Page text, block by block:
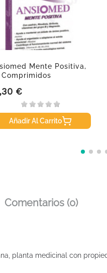
Mente Positiva,
Comprimidos
€
Añadir Al Carrito
Comentarios (0)
planta medicinal con